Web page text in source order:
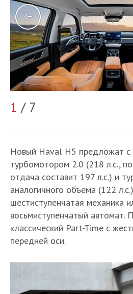
1 / 7
Новый Haval H5 предложат с
турбомотором 2.0 (218 л.с.,
отдача составит 197 л.с.) и
аналогичного объема (122
шестиступенчатая механика
восьмиступенчатый автомат.
классический Part-Time с
передней оси.